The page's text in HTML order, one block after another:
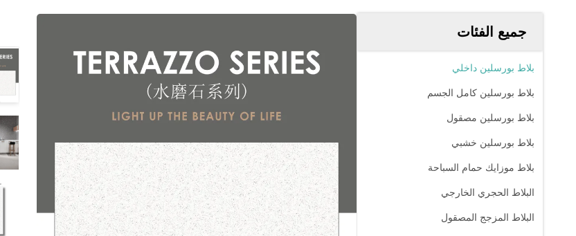
جميع الفئات
بلاط بورسلين داخلي
بلاط بورسلين كامل الجسم
بلاط بورسلين مصقول
بلاط بورسلين خشبي
بلاط موزايك حمام السباحة
البلاط الحجري الخارجي
البلاط المزجج المصقول